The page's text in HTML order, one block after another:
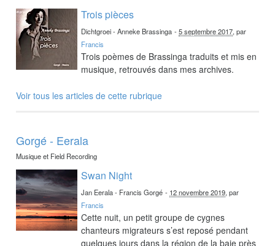
Trois pièces
Dichtgroei - Anneke Brassinga -5 septembre 2017, par
Francis
Trois poèmes de Brassinga traduits et mis en
musique, retrouvés dans mes archives.
Voir tous les articles de cette rubrique
Gorgé - Eerala
Musique et Field Recording
Swan Night
Jan Eerala - Francis Gorgé - 12 novembre 2019, par
Francis
Cette nuit, un petit groupe de cygnes
chanteurs migrateurs s’est reposé pendant
quelques jours dans la région de la baie près